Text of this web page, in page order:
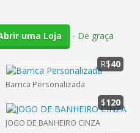
uma Loja - De graça
Barrica Personalizada
R$40
JOGO DE BANHEIRO CINZA
$120